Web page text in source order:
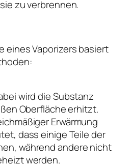
zu verbrennen.
eines Vaporizers basiert
wird die Substanz
Oberfläche erhitzt.
Erwärmung
dass einige Teile der
während andere nicht
werden.